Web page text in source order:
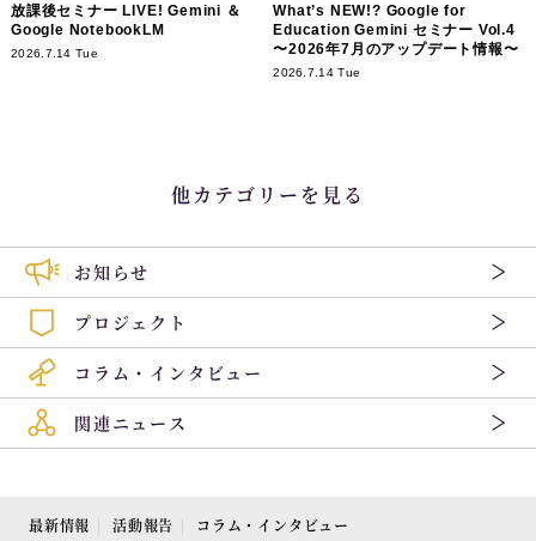
放課後セミナー LIVE! Gemini ＆
Google NotebookLM
2026.7.14 Tue
What’s NEW!? Google for
Education Gemini セミナー Vol.4
〜2026年7月のアップデート情報〜
2026.7.14 Tue
他カテゴリーを見る
お知らせ
プロジェクト
コラム・インタビュー
関連ニュース
最新情報 活動報告 コラム・インタビュー